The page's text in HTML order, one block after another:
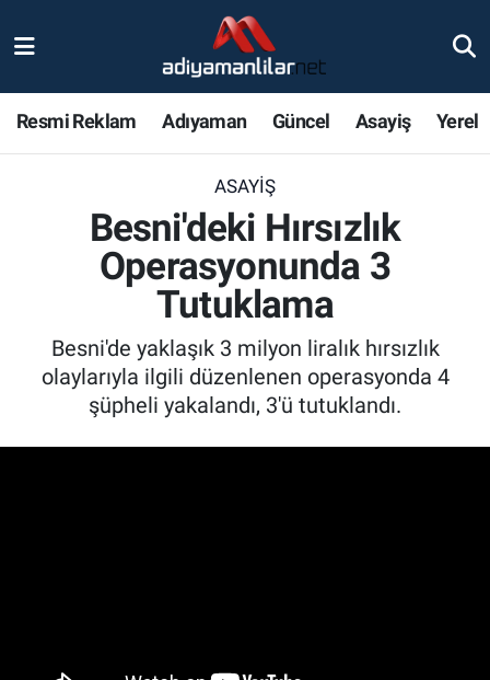
Resmi Reklam Adıyaman Güncel Asayiş Yerel
ASAYIŞ
Besni'deki Hırsızlık
Operasyonunda 3
Tutuklama
Besni'de yaklaşık 3 milyon liralık hırsızlık
olaylarıyla ilgili düzenlenen operasyonda 4
şüpheli yakalandı, 3'ü tutuklandı.
Magazin
Bölge Haberleri
Gündem
Asayiş
Nöbetçi Eczaneler
Adiyaman Namaz Vakitleri
Trafik Durumu
Süper Lig Puan Durumu ve Fikstür
Tüm Manşetler
Son Dakika Haberleri